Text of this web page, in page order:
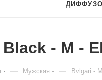
- M -
— Мужская — Bvlgari -